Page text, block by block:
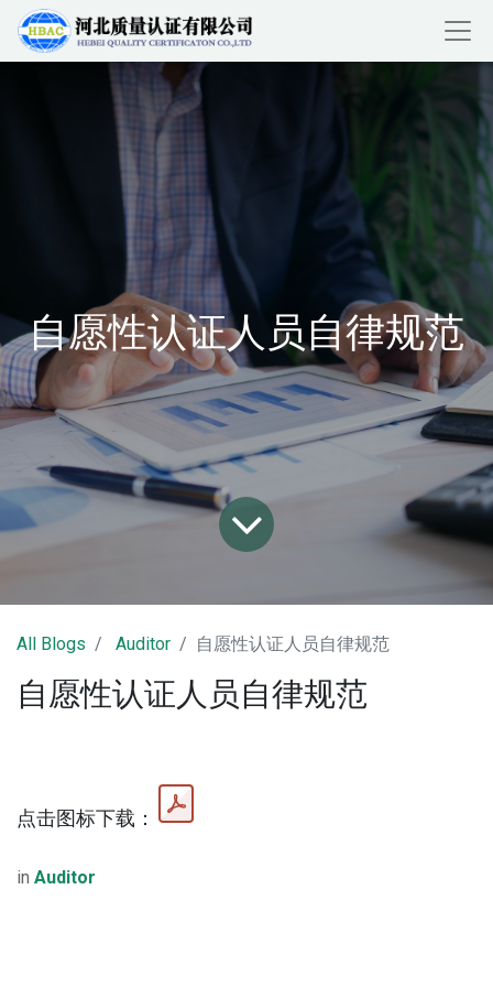
自愿性认证人员自律规范
All Blogs Auditor 自愿性认证人员自律规范
自愿性认证人员自律规范
点击图标下载：
in Auditor